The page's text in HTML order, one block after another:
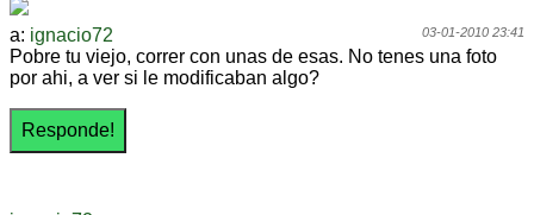
03-01-2010 23:41
a: ignacio72
Pobre tu viejo, correr con unas de esas. No tenes una foto
por ahi, a ver si le modificaban algo?